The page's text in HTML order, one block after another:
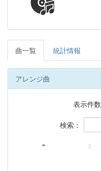
曲一覧 統計情報
アレンジ曲
表示件数
検索：